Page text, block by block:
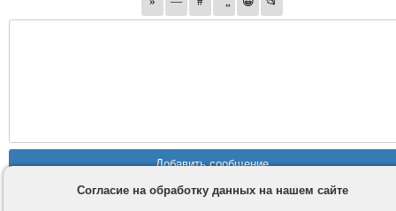
Согласие на обработку данных на нашем сайте